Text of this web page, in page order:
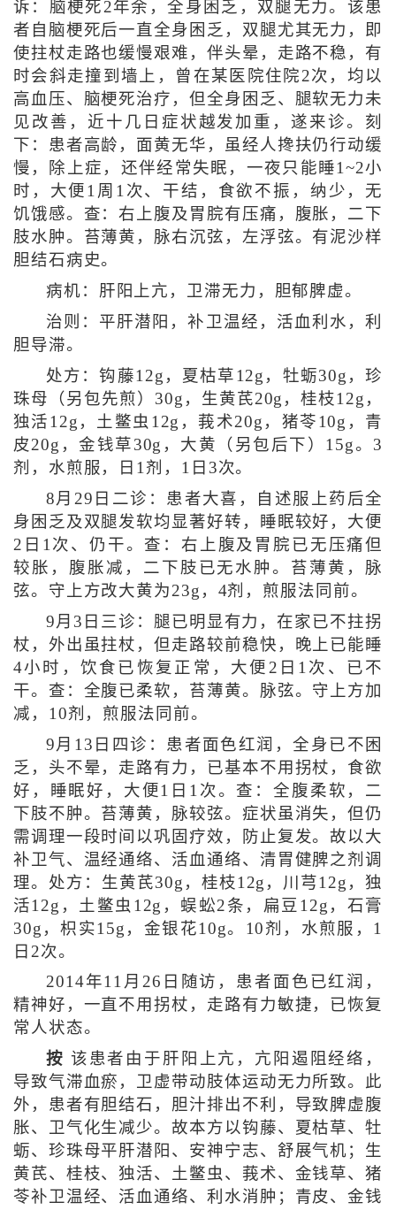
诉：脑梗死2年余，全身困乏，双腿无力。该患
者自脑梗死后一直全身困乏，双腿尤其无力，即
使拄杖走路也缓慢艰难，伴头晕，走路不稳，有
时会斜走撞到墙上，曾在某医院住院2次，均以
高血压、脑梗死治疗，但全身困乏、腿软无力未
见改善，近十几日症状越发加重，遂来诊。刻
下：患者高龄，面黄无华，虽经人搀扶仍行动缓
慢，除上症，还伴经常失眠，一夜只能睡1~2小
时，大便1周1次、干结，食欲不振，纳少，无
饥饿感。查：右上腹及胃脘有压痛，腹胀，二下
肢水肿。苔薄黄，脉右沉弦，左浮弦。有泥沙样
胆结石病史。
病机：肝阳上亢，卫滞无力，胆郁脾虚。
治则：平肝潜阳，补卫温经，活血利水，利
胆导滞。
处方：钩藤12g，夏枯草12g，牡蛎30g，珍
珠母（另包先煎）30g，生黄芪20g，桂枝12g，
独活12g，土鳖虫12g，莪术20g，猪苓10g，青
皮20g，金钱草30g，大黄（另包后下）15g。3
剂，水煎服，日1剂，1日3次。
8月29日二诊：患者大喜，自述服上药后全
身困乏及双腿发软均显著好转，睡眠较好，大便
2日1次、仍干。查：右上腹及胃脘已无压痛但
较胀，腹胀减，二下肢已无水肿。苔薄黄，脉
弦。守上方改大黄为23g，4剂，煎服法同前。
9月3日三诊：腿已明显有力，在家已不拄拐
杖，外出虽拄杖，但走路较前稳快，晚上已能睡
4小时，饮食已恢复正常，大便2日1次、已不
干。查：全腹已柔软，苔薄黄。脉弦。守上方加
减，10剂，煎服法同前。
9月13日四诊：患者面色红润，全身已不困
乏，头不晕，走路有力，已基本不用拐杖，食欲
好，睡眠好，大便1日1次。查：全腹柔软，二
下肢不肿。苔薄黄，脉较弦。症状虽消失，但仍
需调理一段时间以巩固疗效，防止复发。故以大
补卫气、温经通络、活血通络、清胃健脾之剂调
理。处方：生黄芪30g，桂枝12g，川芎12g，独
活12g，土鳖虫12g，蜈蚣2条，扁豆12g，石膏
30g，枳实15g，金银花10g。10剂，水煎服，1
日2次。
2014年11月26日随访，患者面色已红润，
精神好，一直不用拐杖，走路有力敏捷，已恢复
常人状态。
按 该患者由于肝阳上亢，亢阳遏阻经络，
导致气滞血瘀，卫虚带动肢体运动无力所致。此
外，患者有胆结石，胆汁排出不利，导致脾虚腹
胀、卫气化生减少。故本方以钩藤、夏枯草、牡
蛎、珍珠母平肝潜阳、安神宁志、舒展气机；生
黄芪、桂枝、独活、土鳖虫、莪术、金钱草、猪
苓补卫温经、活血通络、利水消肿；青皮、金钱